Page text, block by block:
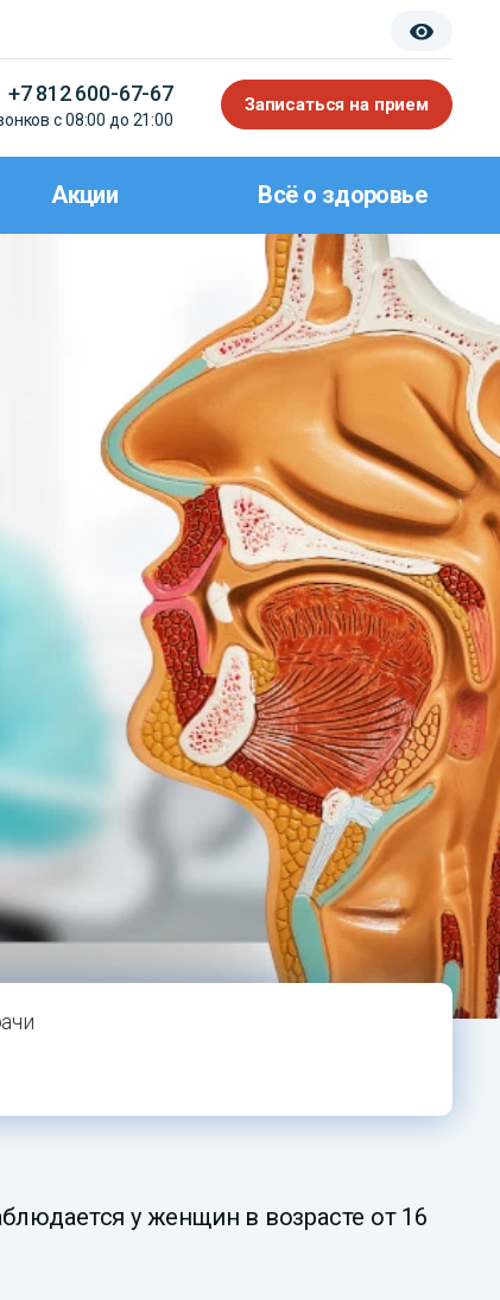
+7 812 600-67-67
с 08:00 до 21:00
Записаться на прием
Акции Всё о здоровье
у женщин в возрасте от 16